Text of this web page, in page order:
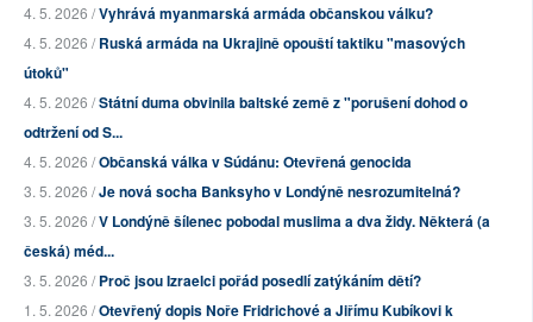
4. 5. 2026 /Vyhrává myanmarská armáda občanskou válku?
4. 5. 2026 /Ruská armáda na Ukrajině opouští taktiku "masových
útoků"
4. 5. 2026 /Státní duma obvinila baltské země z "porušení dohod o
odtržení od S...
4. 5. 2026 /Občanská válka v Súdánu: Otevřená genocida
3. 5. 2026 /Je nová socha Banksyho v Londýně nesrozumitelná?
3. 5. 2026 /V Londýně šílenec pobodal muslima a dva židy. Některá (a
česká) méd...
3. 5. 2026 /Proč jsou Izraelci pořád posedlí zatýkáním dětí?
1. 5. 2026 /Otevřený dopis Noře Fridrichové a Jiřímu Kubíkovi k